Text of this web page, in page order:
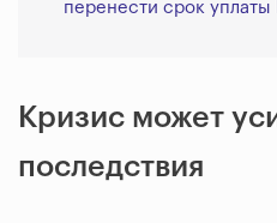
перенести срок
Кризис может
последствия